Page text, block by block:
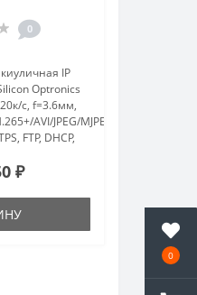
0
0
IP
Optronics
с, f=3.6мм,
AVI/JPEG/MJPEG,
FTP, DHCP,
P2P bitv..
₽